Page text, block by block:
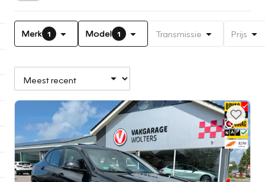
Merk 1 Model 1 Transmissie Prijs